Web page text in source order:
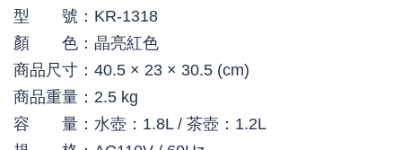
型 號：KR-1318
顏 色：晶亮紅色
商品尺寸：40.5 × 23 × 30.5 (cm)
商品重量：2.5 kg
容 量：水壺：1.8L / 茶壺：1.2L